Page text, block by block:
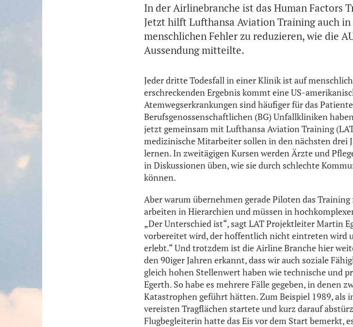
In der Airlinebranche ist das Human Factors
Jetzt hilft Lufthansa Aviation Training auch in
menschlichen Fehler zu reduzieren, wie die
Aussendung mitteilte.
Jeder dritte Todesfall in einer Klinik ist auf
erschreckenden Ergebnis kommt eine US-
Atemwegserkrankungen sind häufiger für das
Berufsgenossenschaftlichen (BG) Unfallkliniken
jetzt gemeinsam mit Lufthansa Aviation Training
medizinische Mitarbeiter sollen in den nächsten drei
lernen. In zweitägigen Kursen werden Ärzte und
in Diskussionen üben, wie sie durch schlechte
können.
Aber warum übernehmen gerade Piloten das
arbeiten in Hierarchien und müssen in
„Der Unterschied ist“, sagt LAT Projektleiter Martin
vorbereitet wird, der hoffentlich nicht eintreten wird
erlebt.“ Und trotzdem ist die Airline Branche hier
den 90iger Jahren erkannt, dass wir auch soziale
gleich hohen Stellenwert haben wie technische und
Egerth. So habe es mehrere Fälle gegeben, in denen
Katastrophen geführt hätten. Zum Beispiel 1989, als
vereisten Tragflächen startete und kurz darauf
Flugbegleiterin hatte das Eis vor dem Start bemerkt,